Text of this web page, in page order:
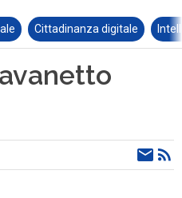
Cittadinanza digitale